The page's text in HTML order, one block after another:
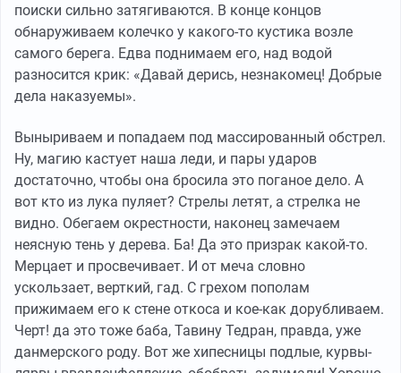
поиски сильно затягиваются. В конце концов
обнаруживаем колечко у какого-то кустика возле
самого берега. Едва поднимаем его, над водой
разносится крик: «Давай дерись, незнакомец! Добрые
дела наказуемы».
Выныриваем и попадаем под массированный обстрел.
Ну, магию кастует наша леди, и пары ударов
достаточно, чтобы она бросила это поганое дело. А
вот кто из лука пуляет? Стрелы летят, а стрелка не
видно. Обегаем окрестности, наконец замечаем
неясную тень у дерева. Ба! Да это призрак какой-то.
Мерцает и просвечивает. И от меча словно
ускользает, верткий, гад. С грехом пополам
прижимаем его к стене откоса и кое-как дорубливаем.
Черт! да это тоже баба, Тавину Тедран, правда, уже
данмерского роду. Вот же хипесницы подлые, курвы-